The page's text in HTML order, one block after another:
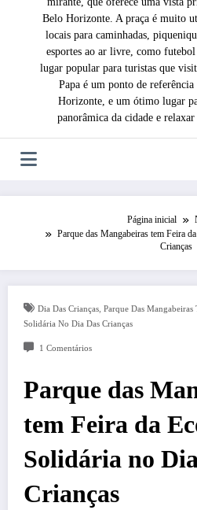
Belo Horizonte. A praça é muito
locais para caminhadas,
esportes ao ar livre, como
lugar popular para turistas que
Papa é um ponto de
Horizonte, e um ótimo lugar
panorâmica da cidade e relaxar
Página inicial
Parque das Mangabeiras tem Feira
Crianças
Dia Das Crianças, Parque Das
Solidária No Dia Das Crianças
1 Comentários
Parque das
tem Feira da
Solidária no
Crianças